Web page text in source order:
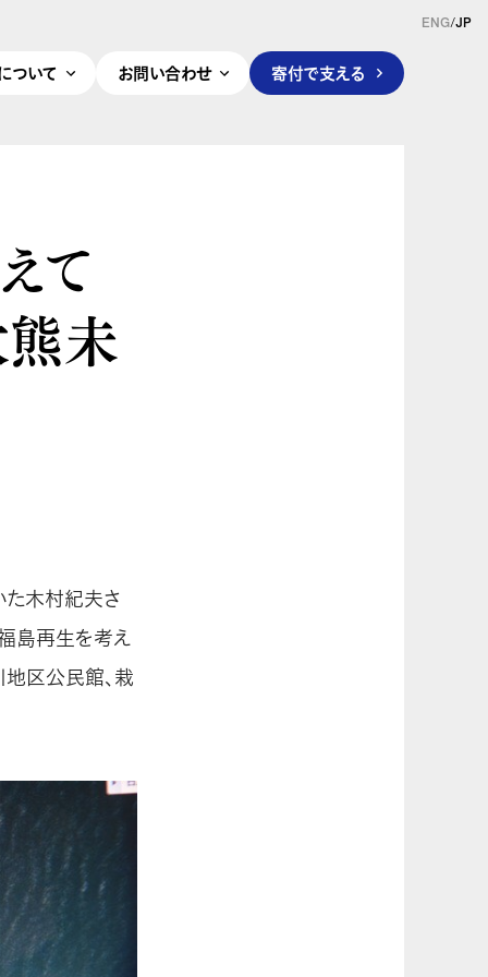
ついて お問い合わせ 寄付で支える
ENG/JP
て
未
木村紀夫さ
島再生を考え
区公民館、栽